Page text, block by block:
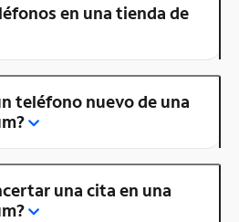
en una tienda de
teléfono nuevo de una
una cita en una